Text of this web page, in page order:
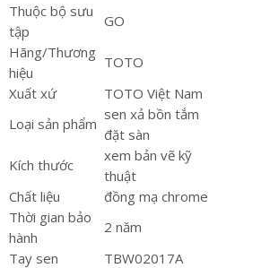
Thuộc bộ sưu
tập
GO
Hãng/Thương
hiệu
TOTO
Xuất xứ
TOTO Việt Nam
Loại sản phẩm
sen xả bồn tắm
đặt sàn
Kích thước
xem bản vẽ kỹ
thuật
Chất liệu
đồng mạ chrome
Thời gian bảo
hành
2 năm
Tay sen
TBW02017A